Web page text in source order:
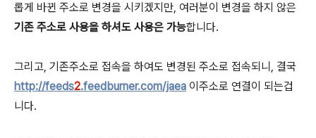
롭게 바뀐 주소로 변경을 시키겠지만, 여러분이 변경을 하지 않은
기존 주소로 사용을 하셔도 사용은 가능합니다.
그리고, 기존주소로 접속을 하여도 변경된 주소로 접속되니, 결국
http://feeds2.feedburner.com/jaea 이주소로 연결이 되는겁
니다.